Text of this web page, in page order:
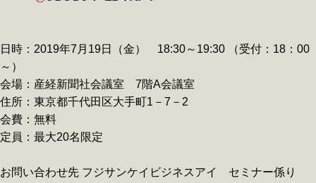
日時：2019年7月19日（金） 18:30～19:30 （受付：18：00
～）
会場：産経新聞社会議室 7階A会議室
住所：東京都千代田区大手町1－7－2
会費：無料
定員：最大20名限定
お問い合わせ先 フジサンケイビジネスアイ セミナー係り